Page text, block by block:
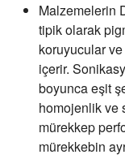
Malzemelerin
tipik olarak
koruyucular
içerir.
boyunca eşit
homojenlik ve
mürekkep
mürekkebin